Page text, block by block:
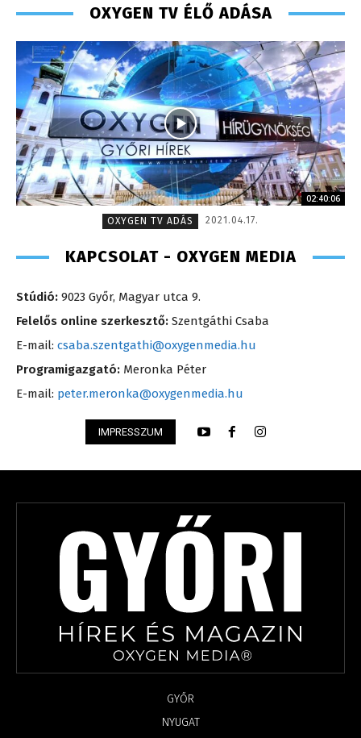
OXYGEN TV ÉLŐ ADÁSA
02:40:06
OXYGEN TV ADÁS
2021.04.17.
KAPCSOLAT - OXYGEN MEDIA
Stúdió: 9023 Győr, Magyar utca 9.
Felelős online szerkesztő: Szentgáthi Csaba
E-mail: csaba.szentgathi@oxygenmedia.hu
Programigazgató: Meronka Péter
E-mail: peter.meronka@oxygenmedia.hu
IMPRESSZUM
GYŐR
NYUGAT